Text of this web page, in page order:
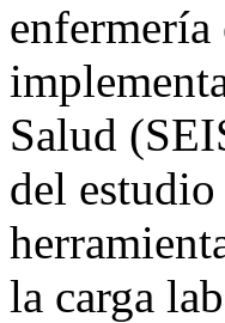
enfermería
Salud
del
la carga